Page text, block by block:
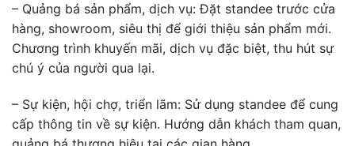
– Quảng bá sản phẩm, dịch vụ: Đặt standee trước cửa
hàng, showroom, siêu thị để giới thiệu sản phẩm mới.
Chương trình khuyến mãi, dịch vụ đặc biệt, thu hút sự
chú ý của người qua lại.
– Sự kiện, hội chợ, triển lãm: Sử dụng standee để cung
cấp thông tin về sự kiện. Hướng dẫn khách tham quan,